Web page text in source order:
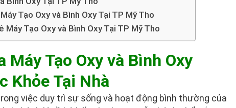
Tạo Oxy và Bình Oxy Tại TP Mỹ Tho
Máy Tạo Oxy và Bình Oxy Tại TP Mỹ Tho
Máy Tạo Oxy và Bình Oxy
Khỏe Tại Nhà
việc duy trì sự sống và hoạt động bình thường của